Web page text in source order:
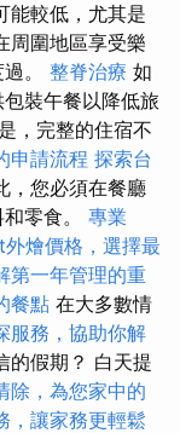
能較低，尤其是
周圍地區享受樂
。 整脊治療 如
裝午餐以降低旅
，完整的住宿不
申請流程 探索台
，您必須在餐廳
零食。 專業
燴價格，選擇最
第一年管理的重
餐點 在大多數情
服務，協助你解
的假期？ 白天提
除，為您家中的
，讓家務更輕鬆